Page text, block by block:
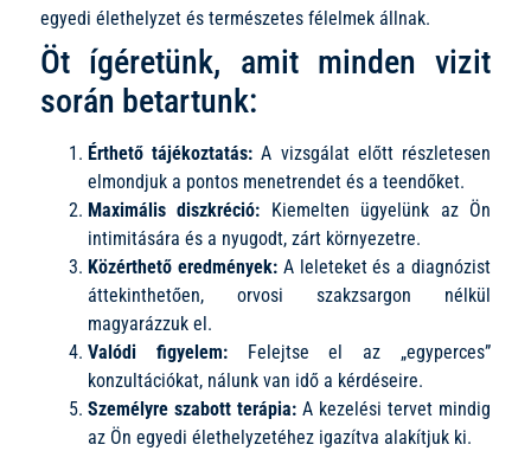
egyedi élethelyzet és természetes félelmek állnak.
Öt ígéretünk, amit minden vizit
során betartunk:
Érthető tájékoztatás: A vizsgálat előtt részletesen
elmondjuk a pontos menetrendet és a teendőket.
Maximális diszkréció: Kiemelten ügyelünk az Ön
intimitására és a nyugodt, zárt környezetre.
Közérthető eredmények:A leleteket és a diagnózist
áttekinthetően, orvosi szakzsargon nélkül
magyarázzuk el.
Valódi figyelem:Felejtse el az „egyperces”
konzultációkat, nálunk van idő a kérdéseire.
Személyre szabott terápia: A kezelési tervet mindig
az Ön egyedi élethelyzetéhez igazítva alakítjuk ki.